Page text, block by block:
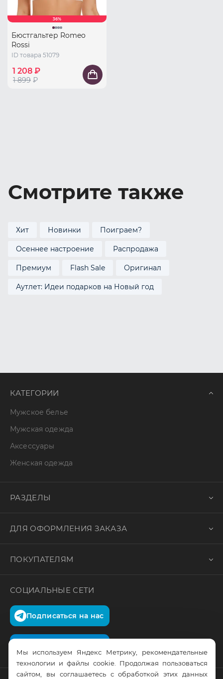
36%
Бюстгальтер Romeo
Rossi
ID товара 51079
1 208 ₽
1 899 ₽
Смотрите также
Хит Новинки Поиграем?
Осеннее настроение Распродажа
Премиум Flash Sale Оригинал
Аутлет: Идеи подарков на Новый год
КАТЕГОРИИ
Мужское белье
Мужская одежда
Аксессуары
Женская одежда
РАЗДЕЛЫ
ДЛЯ ОФОРМЛЕНИЯ ЗАКАЗА
ПОКУПАТЕЛЯМ
СОЦИАЛЬНЫЕ СЕТИ
Подписаться на нас
Мы используем Яндекс Метрику, рекомендательные
технологии и файлы cookie. Продолжая пользоваться
сайтом, вы соглашаетесь с обработкой этих данных